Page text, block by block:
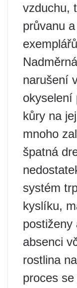
vzduchu,
průvanu
narušení
okyselení
kůry na
mnoho
špatná
systém
kyslíku,
postiženy
absenci
rostlina
proces